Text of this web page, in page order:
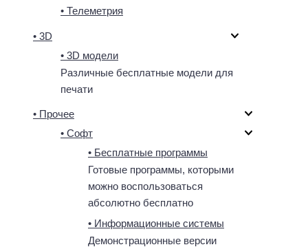
• Телеметрия
• 3D
• 3D модели
Различные бесплатные модели для
печати
• Прочее
• Софт
• Бесплатные программы
Готовые программы, которыми
можно воспользоваться
абсолютно бесплатно
• Информационные системы
Демонстрационные версии